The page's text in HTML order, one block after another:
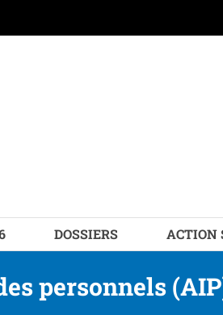
DOSSIERS ACTION
personnels